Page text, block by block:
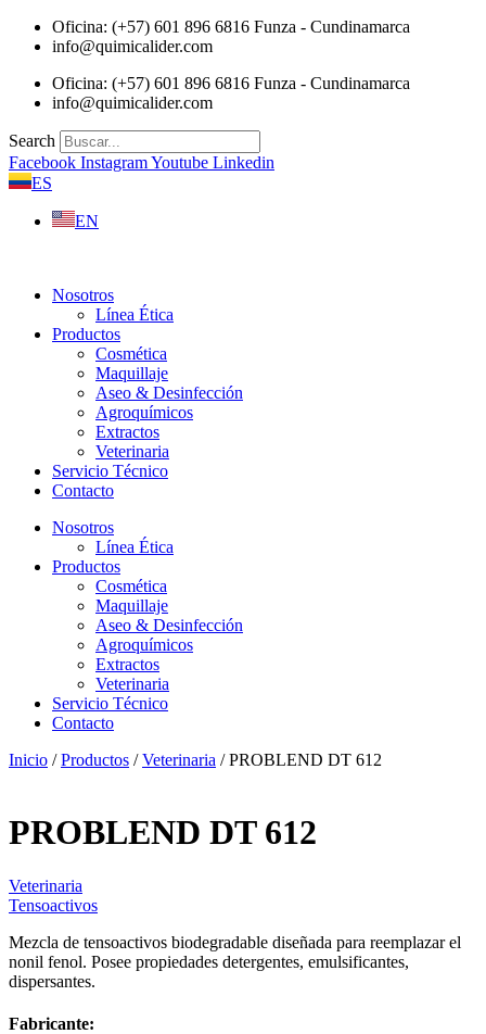
Saltar
Oficina: (+57) 601 896 6816 Funza - Cundinamarca
info@quimicalider.com
Oficina: (+57) 601 896 6816 Funza - Cundinamarca
info@quimicalider.com
Search
Facebook InstagramYoutube Linkedin
ES
EN
Nosotros
Línea Ética
Productos
Cosmética
Maquillaje
Aseo & Desinfección
Agroquímicos
Extractos
Veterinaria
Servicio Técnico
Contacto
Nosotros
Línea Ética
Productos
Cosmética
Maquillaje
Aseo & Desinfección
Agroquímicos
Extractos
Veterinaria
Servicio Técnico
Contacto
Inicio /Productos /Veterinaria / PROBLEND DT 612
PROBLEND DT 612
Veterinaria
Tensoactivos
Mezcla de tensoactivos biodegradable diseñada para reemplazar el
nonil fenol. Posee propiedades detergentes, emulsificantes,
dispersantes.
Fabricante: